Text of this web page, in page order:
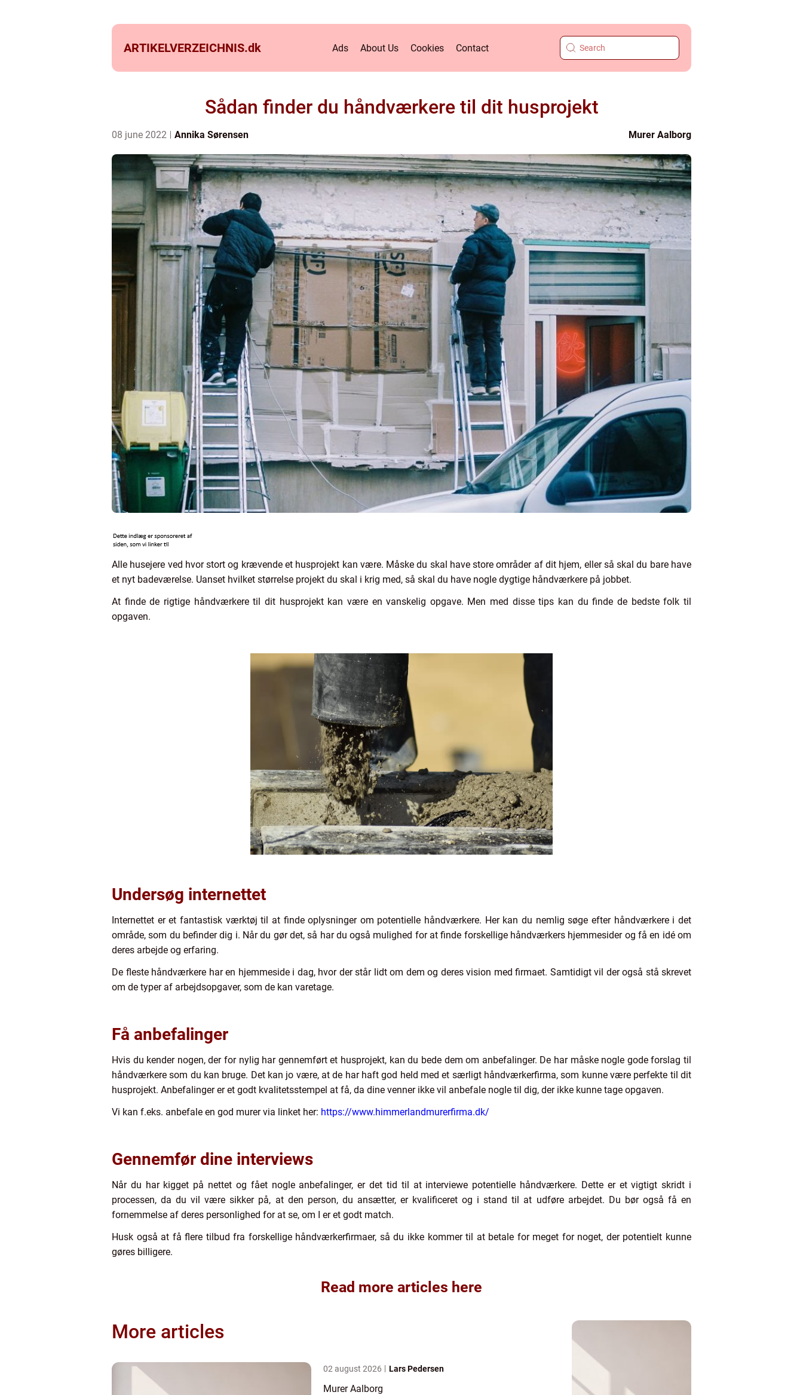
ARTIKELVERZEICHNIS.dk Ads About Us Cookies Contact
Sådan finder du håndværkere til dit husprojekt
08 june 2022 Annika Sørensen Murer Aalborg
Alle husejere ved hvor stort og krævende et husprojekt kan være. Måske du skal have store områder af dit hjem, eller så skal du bare have
et nyt badeværelse. Uanset hvilket størrelse projekt du skal i krig med, så skal du have nogle dygtige håndværkere på jobbet.
At finde de rigtige håndværkere til dit husprojekt kan være en vanskelig opgave. Men med disse tips kan du finde de bedste folk til
opgaven.
Undersøg internettet
Internettet er et fantastisk værktøj til at finde oplysninger om potentielle håndværkere. Her kan du nemlig søge efter håndværkere i det
område, som du befinder dig i. Når du gør det, så har du også mulighed for at finde forskellige håndværkers hjemmesider og få en idé om
deres arbejde og erfaring.
De fleste håndværkere har en hjemmeside i dag, hvor der står lidt om dem og deres vision med firmaet. Samtidigt vil der også stå skrevet
om de typer af arbejdsopgaver, som de kan varetage.
Få anbefalinger
Hvis du kender nogen, der for nylig har gennemført et husprojekt, kan du bede dem om anbefalinger. De har måske nogle gode forslag til
håndværkere som du kan bruge. Det kan jo være, at de har haft god held med et særligt håndværkerfirma, som kunne være perfekte til dit
husprojekt. Anbefalinger er et godt kvalitetsstempel at få, da dine venner ikke vil anbefale nogle til dig, der ikke kunne tage opgaven.
Vi kan f.eks. anbefale en god murer via linket her: https://www.himmerlandmurerfirma.dk/
Gennemfør dine interviews
Når du har kigget på nettet og fået nogle anbefalinger, er det tid til at interviewe potentielle håndværkere. Dette er et vigtigt skridt i
processen, da du vil være sikker på, at den person, du ansætter, er kvalificeret og i stand til at udføre arbejdet. Du bør også få en
fornemmelse af deres personlighed for at se, om I er et godt match.
Husk også at få flere tilbud fra forskellige håndværkerfirmaer, så du ikke kommer til at betale for meget for noget, der potentielt kunne
gøres billigere.
Read more articles here
More articles
02 august 2026 Lars Pedersen
Murer Aalborg